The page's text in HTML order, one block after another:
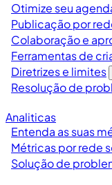
Otimize seu
Publicação por
Colaboração e
Ferramentas de
Diretrizes e limites
Resolução de
Analiticas
Entenda as suas
Métricas por rede
Solução de